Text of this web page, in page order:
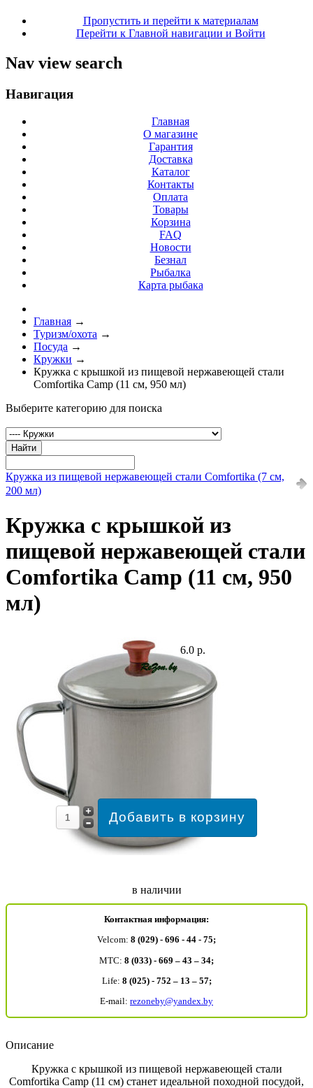
Пропустить и перейти к материалам
Перейти к Главной навигации и Войти
Nav view search
Навигация
Главная
О магазине
Гарантия
Доставка
Каталог
Контакты
Оплата
Товары
Корзина
FAQ
Новости
Безнал
Рыбалка
Карта рыбака
Главная →
Туризм/охота →
Посуда →
Кружки →
Кружка с крышкой из пищевой нержавеющей стали
Comfortika Camp (11 см, 950 мл)
Выберите категорию для поиска
Найти
Кружка из пищевой нержавеющей стали Comfortika (7 см,
200 мл)
Кружка с крышкой из
пищевой нержавеющей стали
Comfortika Camp (11 см, 950
мл)
6.0 р.
в наличии
Контактная информация:
Velcom: 8 (029) - 696 - 44 - 75;
MTC: 8 (033) - 669 – 43 – 34;
Life: 8 (025) - 752 – 13 – 57;
E-mail: rezoneby@yandex.by
Описание
Кружка с крышкой из пищевой нержавеющей стали
Comfortika Camp (11 см) станет идеальной походной посудой,